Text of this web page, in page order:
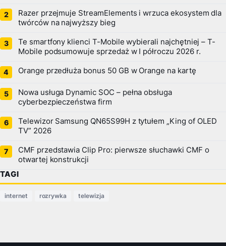
Razer przejmuje StreamElements i wrzuca ekosystem dla
twórców na najwyższy bieg
Te smartfony klienci T-Mobile wybierali najchętniej – T-
Mobile podsumowuje sprzedaż w I półroczu 2026 r.
Orange przedłuża bonus 50 GB w Orange na kartę
Nowa usługa Dynamic SOC – pełna obsługa
cyberbezpieczeństwa firm
Telewizor Samsung QN65S99H z tytułem „King of OLED
TV” 2026
CMF przedstawia Clip Pro: pierwsze słuchawki CMF o
otwartej konstrukcji
TAGI
internet rozrywka telewizja